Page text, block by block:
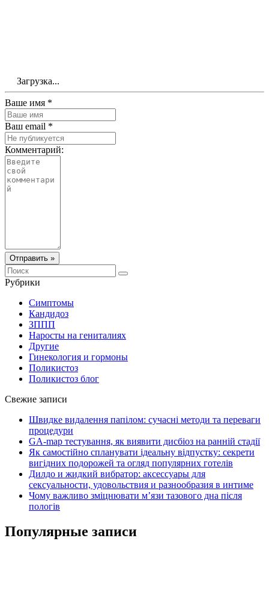
Загрузка...
Ваше имя *
Ваш email *
Комментарий:
Отправить »
Рубрики
Симптомы
Кандидоз
ЗППП
Наросты на гениталиях
Другие
Гинекология и гормоны
Поликистоз
Поликистоз блог
Свежие записи
Швидке видалення папілом: сучасні методи та переваги
процедури
GA-map тестування, як виявити дисбіоз на ранній стадії
Як самостійно спланувати ідеальну відпустку: секрети
вигідних подорожей та огляд популярних готелів
Дилдо и жидкий вибратор: аксессуары для
сексуальности, удовольствия и разнообразия в интиме
Чому важливо зміцнювати м’язи тазового дна після
пологів
Популярные записи